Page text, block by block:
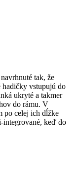
tak, že
hadičky vstupujú do
ukryté a takmer
do rámu. V
po celej ich dĺžke
integrované, keď do